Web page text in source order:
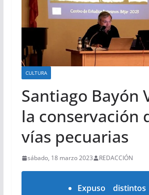
CULTURA
Santiago Bayón
la conservación
vías pecuarias
sábado, 18 marzo 2023 REDACCIÓN
Expuso